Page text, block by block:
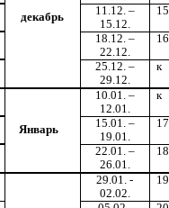
декабрь
11.12. –
15.12.
15
18.12. –
22.12.
16
25.12. –
29.12.
к
Январь
10.01. –
12.01.
к
15.01. –
19.01.
17
22.01. –
26.01.
18
29.01. -
02.02.
19